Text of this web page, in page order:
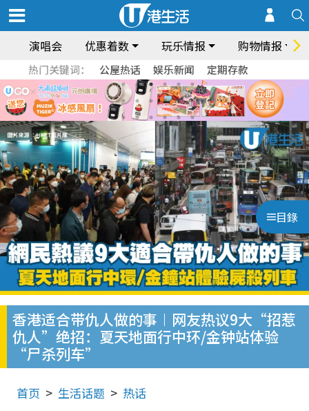
演唱会 优惠着数 玩乐情报 购物情报
热门关键词： 公屋热话 娱乐新闻 定期存款
目錄
香港适合带仇人做的事︱网友热议9大“招惹
仇人”绝招：夏天地面行中环/金钟站体验
“尸杀列车”
首页 生活话题 热话